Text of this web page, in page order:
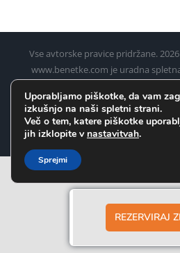
Vse avtorske pravice pridržane.
www.benetke.com je uradna
Poreča, Rovinja in Pulja
Facebook
REZERVIRAJ
Uporabljamo piškotke, da vam
izkušnjo na naši spletni strani.
Več o tem, katere piškotke
jih izklopite v nastavitvah.
Sprejmi